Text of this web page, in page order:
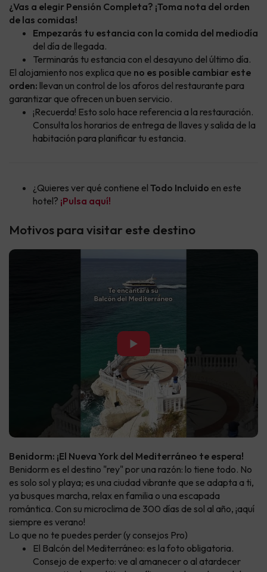
¿Vas a elegir Pensión Completa? ¡Toma nota del orden
de las comidas!
Empezarás tu estancia con la comida del mediodía
del día de llegada.
Terminarás tu estancia con el desayuno del último día.
El alojamiento nos explica que no es posible cambiar este
orden: llevan un control de los aforos del restaurante para
garantizar que ofrecen un buen servicio.
¡Recuerda! Esto solo hace referencia a la restauración.
Consulta los horarios de entrega de llaves y salida de la
habitación para planificar tu estancia.
¿Quieres ver qué contiene el Todo Incluido en este
hotel? ¡Pulsa aquí!
Motivos para visitar este destino
▶
Benidorm: ¡El Nueva York del Mediterráneo te espera!
Benidorm es el destino "rey" por una razón: lo tiene todo. No
es solo sol y playa; es una ciudad vibrante que se adapta a ti,
ya busques marcha, relax en familia o una escapada
romántica. Con su microclima de 300 días de sol al año, ¡aquí
siempre es verano!
Lo que no te puedes perder (y consejos Pro)
El Balcón del Mediterráneo: es la foto obligatoria.
Consejo de experto: ve al amanecer o al atardecer